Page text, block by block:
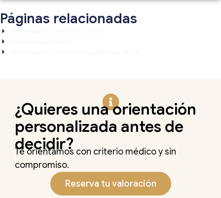
Páginas relacionadas
¿Quieres una orientación
personalizada antes de
decidir?
Te orientamos con criterio médico y sin
compromiso.
Reserva tu valoración